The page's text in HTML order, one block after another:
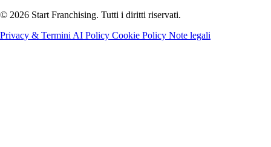
© 2026 Start Franchising. Tutti i diritti riservati.
Privacy & Termini AI Policy Cookie Policy Note legali